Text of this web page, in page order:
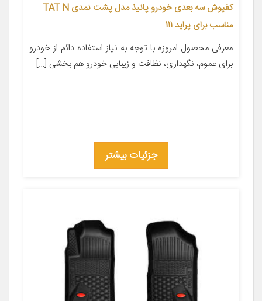
کفپوش سه بعدی خودرو پانیذ مدل پشت نمدی TAT N
مناسب برای پراید 111
معرفی محصول امروزه با توجه به نیاز استفاده دائم از خودرو
برای عموم، نگهداری، نظافت و زیبایی خودرو هم بخشی […]
جزئیات بیشتر